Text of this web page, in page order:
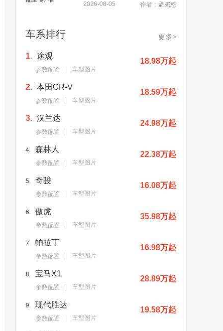
2026-08-05 作者：孟宪慈
车系排行 更多>
1. 途观
参数配置 车型图片
18.98万起
2. 本田CR-V
参数配置 车型图片
18.59万起
3. 汉兰达
参数配置 车型图片
24.98万起
4. 森林人
参数配置 车型图片
22.38万起
5. 奇骏
参数配置 车型图片
16.08万起
6. 傲虎
参数配置 车型图片
35.98万起
7. 帕拉丁
参数配置 车型图片
16.98万起
8. 宝马X1
参数配置 车型图片
28.89万起
9. 现代胜达
参数配置 车型图片
19.58万起